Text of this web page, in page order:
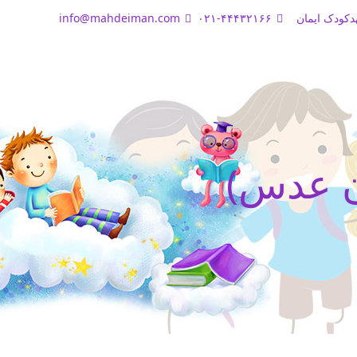
ایمان ۰۲۱-۴۴۴۳۲۱۶۶ info@mahdeiman.com
عدس)